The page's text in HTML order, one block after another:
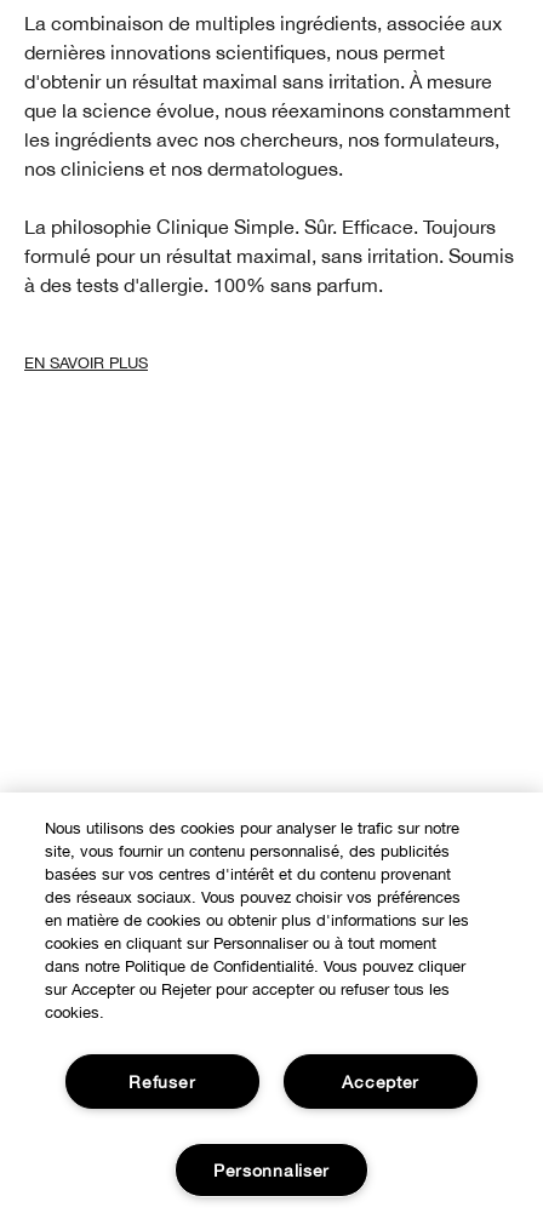
Expérience en ligne
Nous utilisons des cookies pour analyser le trafic sur notre
site, vous fournir un contenu personnalisé, des publicités
basées sur vos centres d'intérêt et du contenu provenant
des réseaux sociaux. Vous pouvez choisir vos préférences
en matière de cookies ou obtenir plus d'informations sur les
cookies en cliquant sur Personnaliser ou à tout moment
dans notre Politique de Confidentialité. Vous pouvez cliquer
sur Accepter ou Rejeter pour accepter ou refuser tous les
cookies.
Accepter
Refuser
Personnaliser